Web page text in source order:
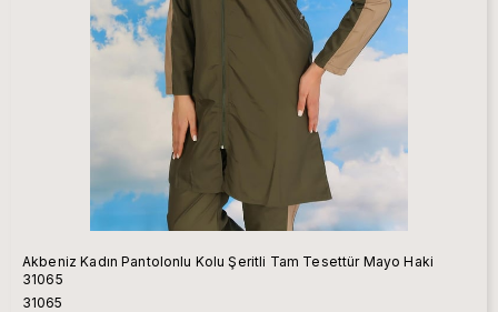
Akbeniz Kadın Pantolonlu Kolu Şeritli Tam Tesettür Mayo Haki
31065
31065